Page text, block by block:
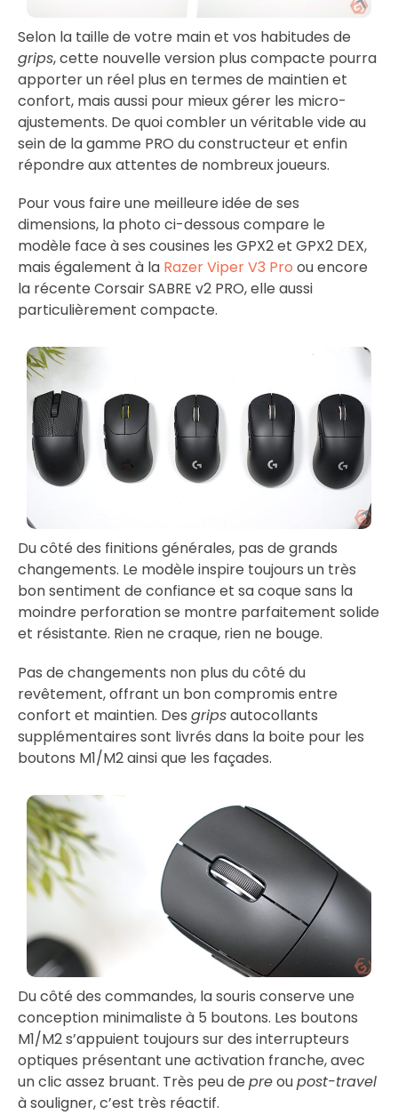
Selon la taille de votre main et vos habitudes de
grips, cette nouvelle version plus compacte pourra
apporter un réel plus en termes de maintien et
confort, mais aussi pour mieux gérer les micro-
ajustements. De quoi combler un véritable vide au
sein de la gamme PRO du constructeur et enfin
répondre aux attentes de nombreux joueurs.
Pour vous faire une meilleure idée de ses
dimensions, la photo ci-dessous compare le
modèle face à ses cousines les GPX2 et GPX2 DEX,
mais également à la Razer Viper V3 Pro ou encore
la récente Corsair SABRE v2 PRO, elle aussi
particulièrement compacte.
Du côté des finitions générales, pas de grands
changements. Le modèle inspire toujours un très
bon sentiment de confiance et sa coque sans la
moindre perforation se montre parfaitement solide
et résistante. Rien ne craque, rien ne bouge.
Pas de changements non plus du côté du
revêtement, offrant un bon compromis entre
confort et maintien. Des gripsautocollants
supplémentaires sont livrés dans la boite pour les
boutons M1/M2 ainsi que les façades.
Du côté des commandes, la souris conserve une
conception minimaliste à 5 boutons. Les boutons
M1/M2 s’appuient toujours sur des interrupteurs
optiques présentant une activation franche, avec
un clic assez bruant. Très peu de preoupost-travel
à souligner, c’est très réactif.